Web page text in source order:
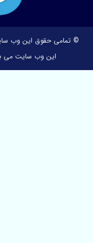
حقوق این وب سایت متعلق
این وب سایت می باشد.